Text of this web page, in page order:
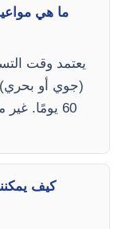
ما هي
يعتمد وقت
كيف